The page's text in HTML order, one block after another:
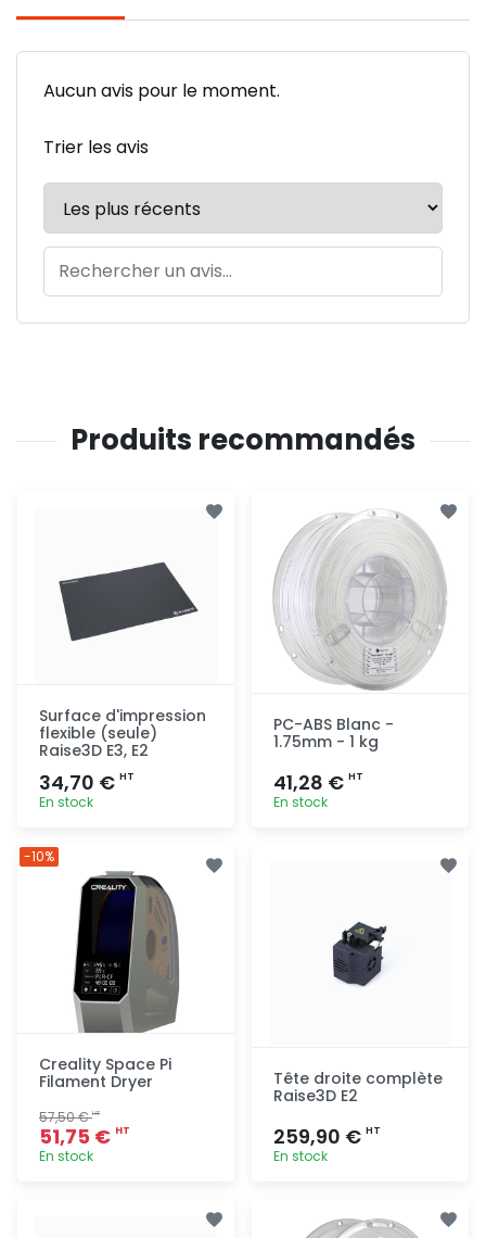
Aucun avis pour le moment.
Trier les avis
Produits recommandés
Surface d'impression
flexible (seule)
Raise3D E3, E2
34,70 € HT
En stock
rapide
PC-ABS Blanc -
1.75mm - 1 kg
41,28 € HT
En stock
Creality Space Pi
Filament Dryer
57,50 €HT
51,75 € HT
En stock
-10%
Tête droite complète
Raise3D E2
259,90 € HT
En stock
rapide